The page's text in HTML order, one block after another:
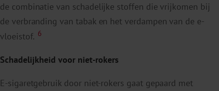
de combinatie van schadelijke stoffen die vrijkomen bij
de verbranding van tabak en het verdampen van de e-
vloeistof. 6
Schadelijkheid voor niet-rokers
E-sigaretgebruik door niet-rokers gaat gepaard met